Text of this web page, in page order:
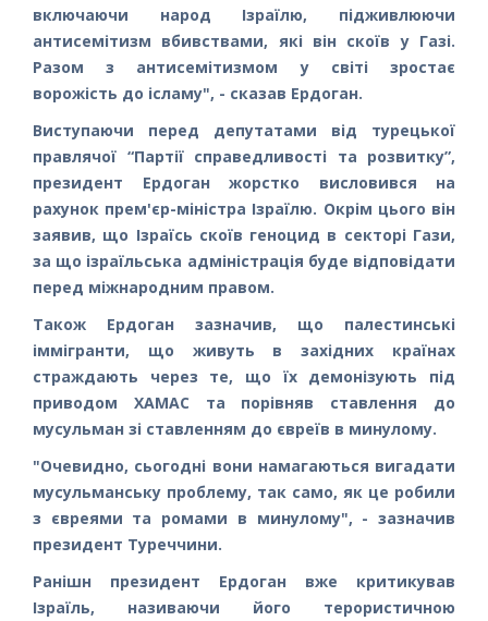
включаючи народ Ізраїлю, підживлюючи
антисемітизм вбивствами, які він скоїв у Газі.
Разом з антисемітизмом у світі зростає
ворожість до ісламу", - сказав Ердоган.
Виступаючи перед депутатами від турецької
правлячої “Партії справедливості та розвитку”,
президент Ердоган жорстко висловився на
рахунок прем'єр-міністра Ізраїлю. Окрім цього він
заявив, що Ізраїсь скоїв геноцид в секторі Гази,
за що ізраїльська адміністрація буде відповідати
перед міжнародним правом.
Також Ердоган зазначив, що палестинські
іммігранти, що живуть в західних країнах
страждають через те, що їх демонізують під
приводом ХАМАС та порівняв ставлення до
мусульман зі ставленням до євреїв в минулому.
"Очевидно, сьогодні вони намагаються вигадати
мусульманську проблему, так само, як це робили
з євреями та ромами в минулому", - зазначив
президент Туреччини.
Ранішн президент Ердоган вже критикував
Ізраїль, називаючи його терористичною